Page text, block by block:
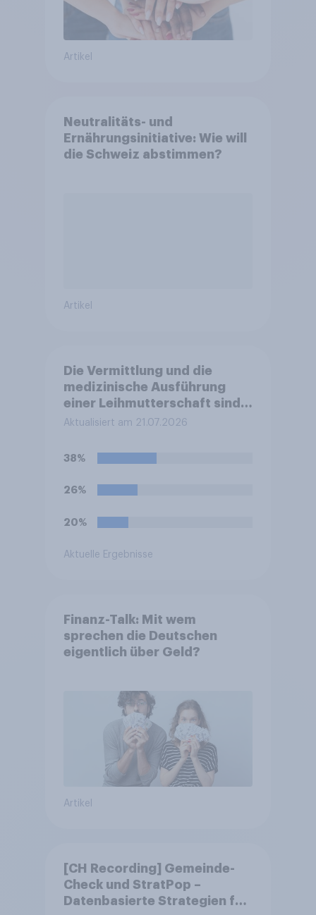
Artikel
Neutralitäts- und
Ernährungsinitiative: Wie will
die Schweiz abstimmen?
Artikel
Die Vermittlung und die
medizinische Ausführung
einer Leihmutterschaft sind
in Deutschland anders als in
verboten. Wie stehen Sie zu
diesem Verbot?
Aktualisiert am 21.07.2026
38%
26%
20%
Aktuelle Ergebnisse
Finanz-Talk: Mit wem
sprechen die Deutschen
eigentlich über Geld?
Artikel
[CH Recording] Gemeinde-
Check und StratPop –
Datenbasierte Strategien für